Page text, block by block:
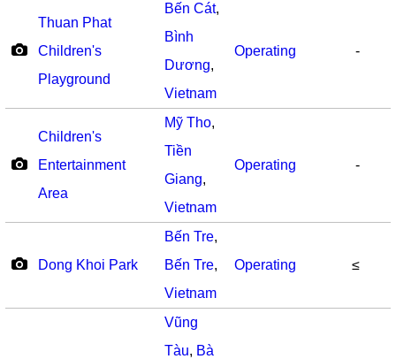
Thuan Phat
Children's
Playground
Bến Cát,
Bình
Dương,
Vietnam
Operating -
Children's
Entertainment
Area
Mỹ Tho,
Tiền
Giang,
Vietnam
Operating -
Dong Khoi Park
Bến Tre,
Bến Tre,
Vietnam
Operating ≤
Vũng
Tàu, Bà